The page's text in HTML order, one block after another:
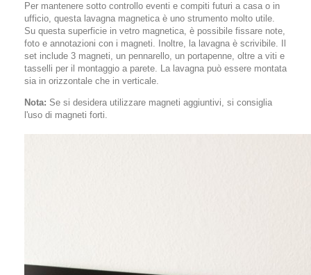
Per mantenere sotto controllo eventi e compiti futuri a casa o in
ufficio, questa lavagna magnetica è uno strumento molto utile.
Su questa superficie in vetro magnetica, è possibile fissare note,
foto e annotazioni con i magneti. Inoltre, la lavagna è scrivibile. Il
set include 3 magneti, un pennarello, un portapenne, oltre a viti e
tasselli per il montaggio a parete. La lavagna può essere montata
sia in orizzontale che in verticale.
Nota: Se si desidera utilizzare magneti aggiuntivi, si consiglia
l'uso di magneti forti.